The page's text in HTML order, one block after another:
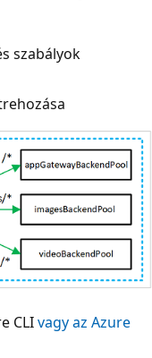
szabályok
CLIvagy az Azure